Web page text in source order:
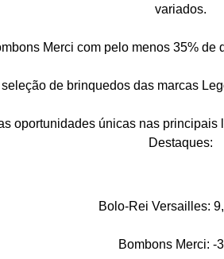
variados.
Merci com pelo menos 35% de
de brinquedos das marcas
oportunidades únicas nas principais
Destaques:
Bolo-Rei Versailles:
Bombons Merci: -